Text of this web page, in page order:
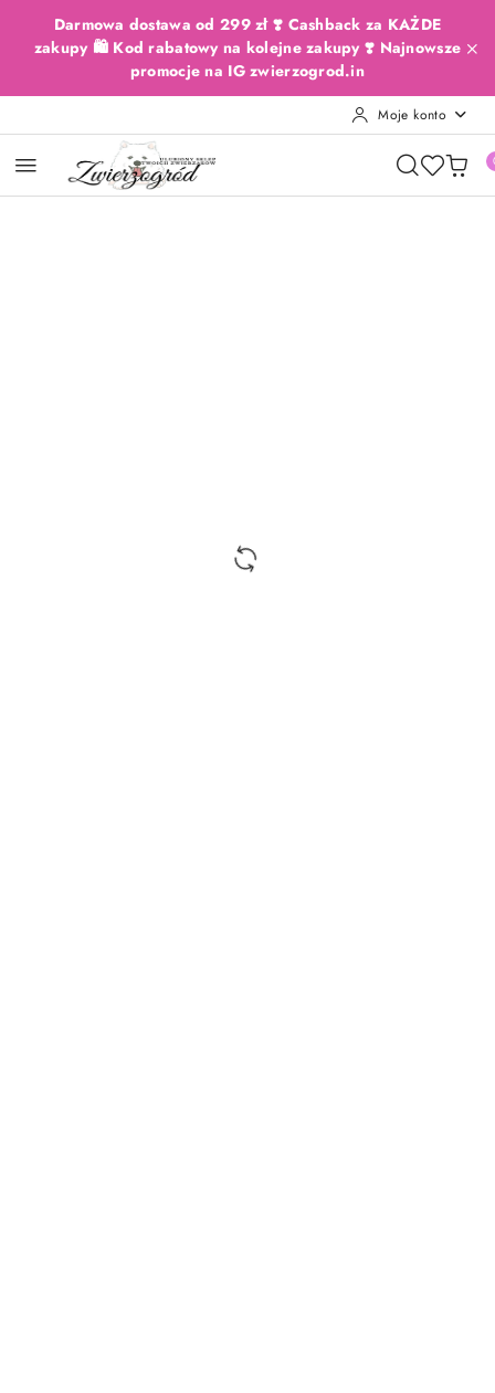
Przejdź do treści głównej
Przejdź do wyszukiwarki
Przejdź do moje konto
Przejdź do menu głównego
Przejdź do opisu produktu
Przejdź do stopki
Darmowa dostawa od 299 zł ❣️ Cashback za KAŻDE
zakupy 🛍️ Kod rabatowy na kolejne zakupy ❣️ Najnowsze
promocje na IG zwierzogrod.in
Moje konto